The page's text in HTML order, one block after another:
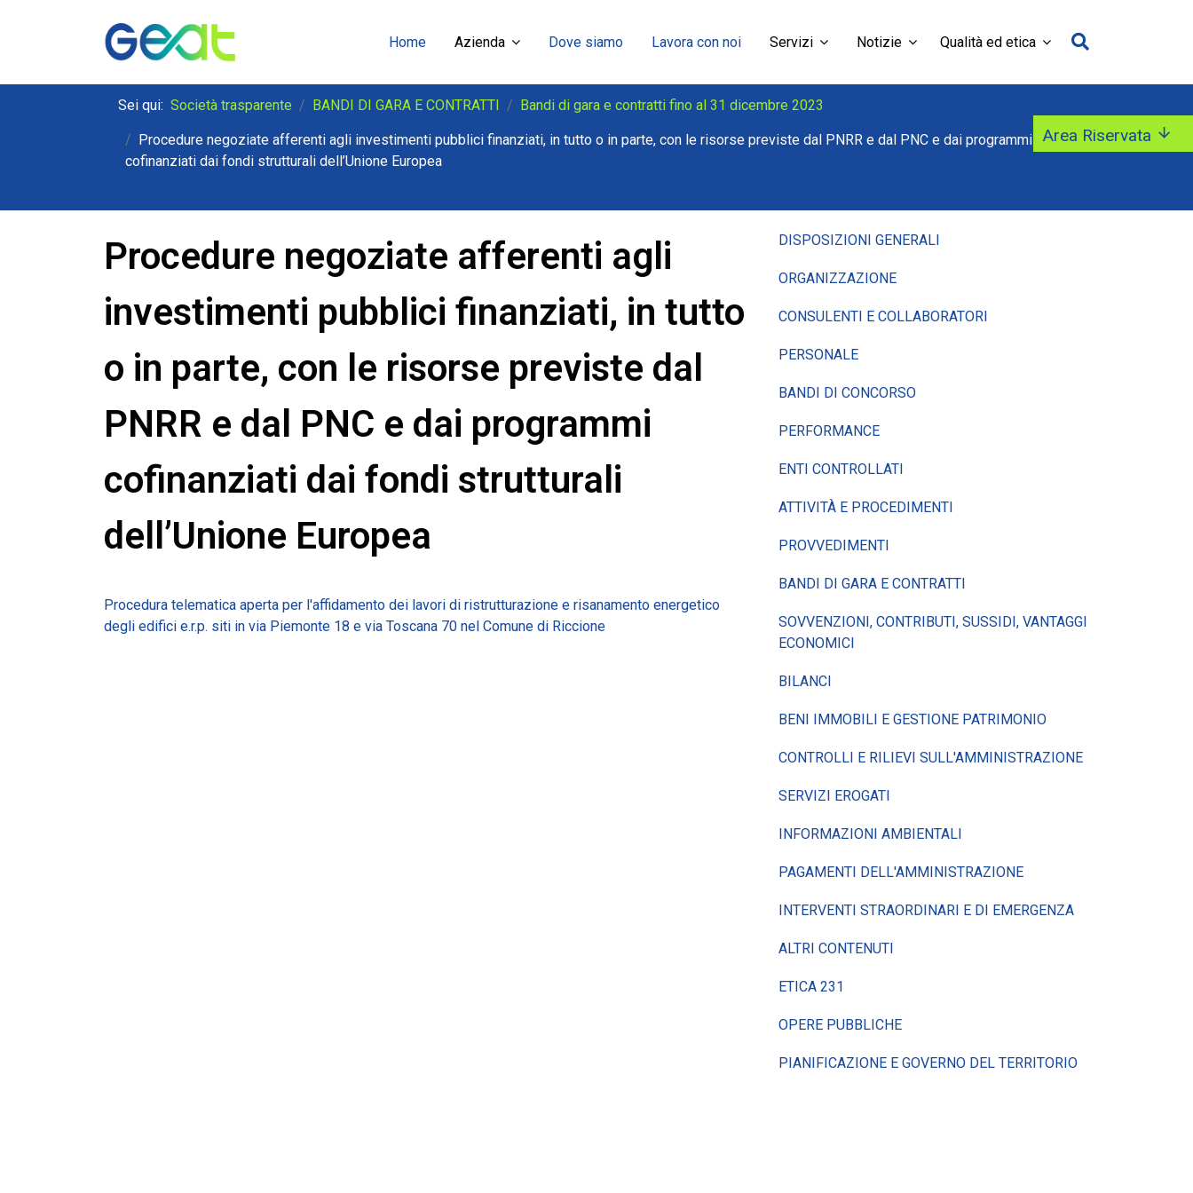
Home Azienda Dove siamo Lavora con noi Servizi Notizie Qualità ed etica
Sei qui: Società trasparente BANDI DI GARA E CONTRATTI Bandi di gara e contratti fino al 31 dicembre 2023
Procedure negoziate afferenti agli investimenti pubblici finanziati, in tutto o in parte, con le risorse previste dal PNRR e dal PNC e dai programmi
cofinanziati dai fondi strutturali dell’Unione Europea
Procedure negoziate afferenti agli
investimenti pubblici finanziati, in tutto
o in parte, con le risorse previste dal
PNRR e dal PNC e dai programmi
cofinanziati dai fondi strutturali
dell’Unione Europea
Procedura telematica aperta per l'affidamento dei lavori di ristrutturazione e risanamento energetico
degli edifici e.r.p. siti in via Piemonte 18 e via Toscana 70 nel Comune di Riccione
DISPOSIZIONI GENERALI
ORGANIZZAZIONE
CONSULENTI E COLLABORATORI
PERSONALE
BANDI DI CONCORSO
PERFORMANCE
ENTI CONTROLLATI
ATTIVITÀ E PROCEDIMENTI
PROVVEDIMENTI
BANDI DI GARA E CONTRATTI
SOVVENZIONI, CONTRIBUTI, SUSSIDI, VANTAGGI
ECONOMICI
BILANCI
BENI IMMOBILI E GESTIONE PATRIMONIO
CONTROLLI E RILIEVI SULL'AMMINISTRAZIONE
SERVIZI EROGATI
INFORMAZIONI AMBIENTALI
PAGAMENTI DELL'AMMINISTRAZIONE
INTERVENTI STRAORDINARI E DI EMERGENZA
ALTRI CONTENUTI
ETICA 231
OPERE PUBBLICHE
PIANIFICAZIONE E GOVERNO DEL TERRITORIO
Area Riservata